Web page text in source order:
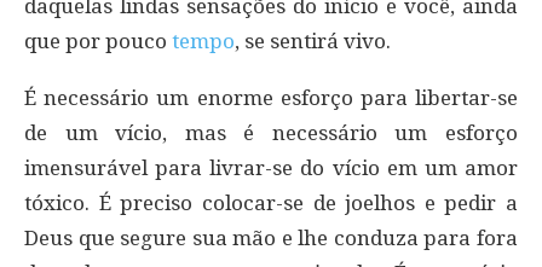
daquelas lindas sensações do início e você, ainda
que por pouco tempo, se sentirá vivo.
É necessário um enorme esforço para libertar-se
de um vício, mas é necessário um esforço
imensurável para livrar-se do vício em um amor
tóxico. É preciso colocar-se de joelhos e pedir a
Deus que segure sua mão e lhe conduza para fora